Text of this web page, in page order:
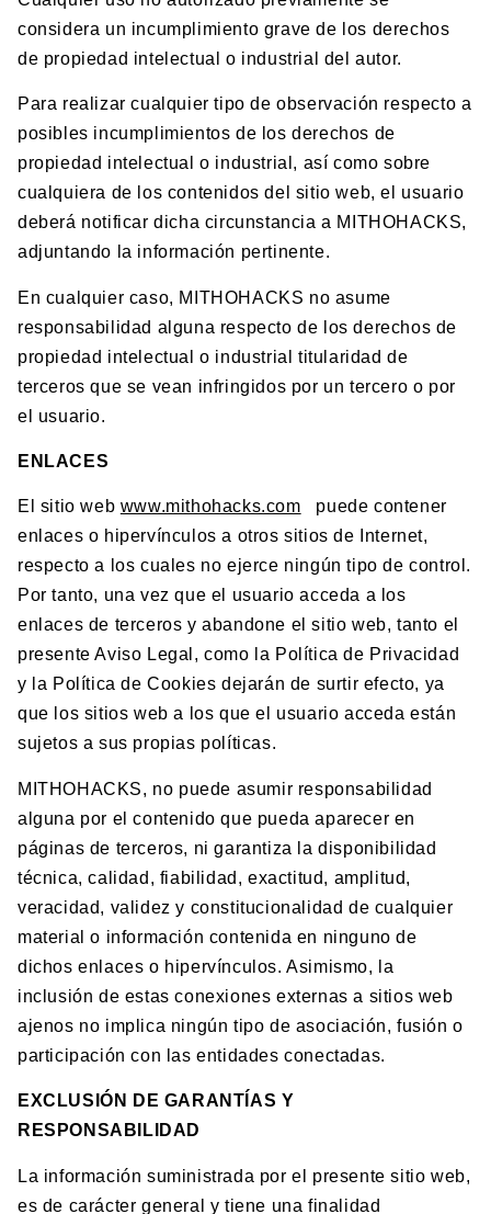
considera un incumplimiento grave de los derechos
de propiedad intelectual o industrial del autor.
Para realizar cualquier tipo de observación respecto a
posibles incumplimientos de los derechos de
propiedad intelectual o industrial, así como sobre
cualquiera de los contenidos del sitio web, el usuario
deberá notificar dicha circunstancia a MITHOHACKS,
adjuntando la información pertinente.
En cualquier caso, MITHOHACKS no asume
responsabilidad alguna respecto de los derechos de
propiedad intelectual o industrial titularidad de
terceros que se vean infringidos por un tercero o por
el usuario.
ENLACES
El sitio web www.mithohacks.com puede contener
enlaces o hipervínculos a otros sitios de Internet,
respecto a los cuales no ejerce ningún tipo de control.
Por tanto, una vez que el usuario acceda a los
enlaces de terceros y abandone el sitio web, tanto el
presente Aviso Legal, como la Política de Privacidad
y la Política de Cookies dejarán de surtir efecto, ya
que los sitios web a los que el usuario acceda están
sujetos a sus propias políticas.
MITHOHACKS, no puede asumir responsabilidad
alguna por el contenido que pueda aparecer en
páginas de terceros, ni garantiza la disponibilidad
técnica, calidad, fiabilidad, exactitud, amplitud,
veracidad, validez y constitucionalidad de cualquier
material o información contenida en ninguno de
dichos enlaces o hipervínculos. Asimismo, la
inclusión de estas conexiones externas a sitios web
ajenos no implica ningún tipo de asociación, fusión o
participación con las entidades conectadas.
EXCLUSIÓN DE GARANTÍAS Y
RESPONSABILIDAD
La información suministrada por el presente sitio web,
es de carácter general y tiene una finalidad